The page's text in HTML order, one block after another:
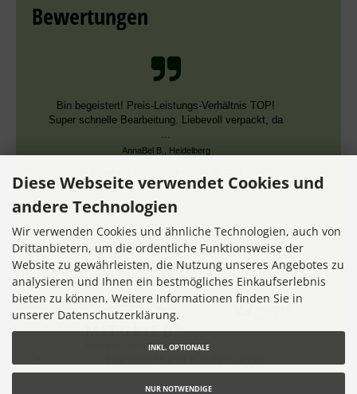
Bewertungen
Schnelle Bearbeitung, nur leider falsche Farben,
die aber dieselben DMC Nummern trugen.
Datum der Kauferfahrung: 13.07.2026
7,355 Bewertungen
Diese Webseite verwendet Cookies und
andere Technologien
Wir verwenden Cookies und ähnliche Technologien, auch von
Drittanbietern, um die ordentliche Funktionsweise der
Website zu gewährleisten, die Nutzung unseres Angebotes zu
analysieren und Ihnen ein bestmögliches Einkaufserlebnis
bieten zu können. Weitere Informationen finden Sie in
unserer Datenschutzerklärung.
INKL. OPTIONALE
NUR NOTWENDIGE